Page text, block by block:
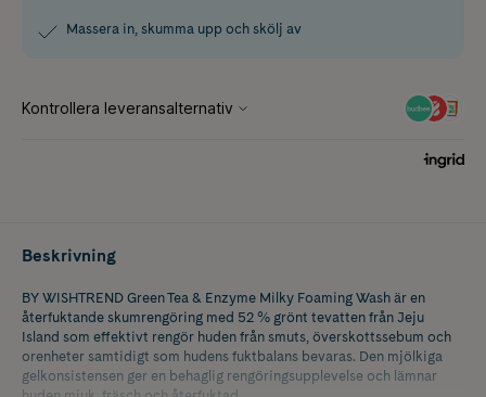
Massera in, skumma upp och skölj av
Beskrivning
BY WISHTREND Green Tea & Enzyme Milky Foaming Wash är en
återfuktande skumrengöring med 52 % grönt tevatten från Jeju
Island som effektivt rengör huden från smuts, överskottssebum och
orenheter samtidigt som hudens fuktbalans bevaras. Den mjölkiga
gelkonsistensen ger en behaglig rengöringsupplevelse och lämnar